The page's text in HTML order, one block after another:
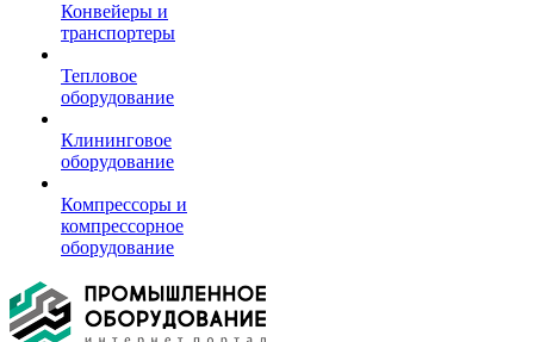
Конвейеры и
транспортеры
Тепловое
оборудование
Клининговое
оборудование
Компрессоры и
компрессорное
оборудование